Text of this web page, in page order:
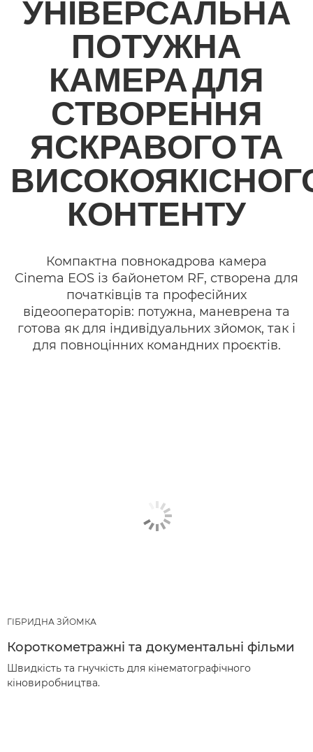
УНІВЕРСАЛЬНА
ПОТУЖНА
КАМЕРА ДЛЯ
СТВОРЕННЯ
ЯСКРАВОГО ТА
КОНТЕНТУ
Компактна повнокадрова камера
Cinema EOS із байонетом RF, створена для
початківців та професійних
відеооператорів: потужна, маневрена та
готова як для індивідуальних зйомок, так і
для повноцінних командних проєктів.
ГІБРИДНА ЗЙОМКА
Короткометражні та документальні фільми
Швидкість та гнучкість для кінематографічного
кіновиробництва.